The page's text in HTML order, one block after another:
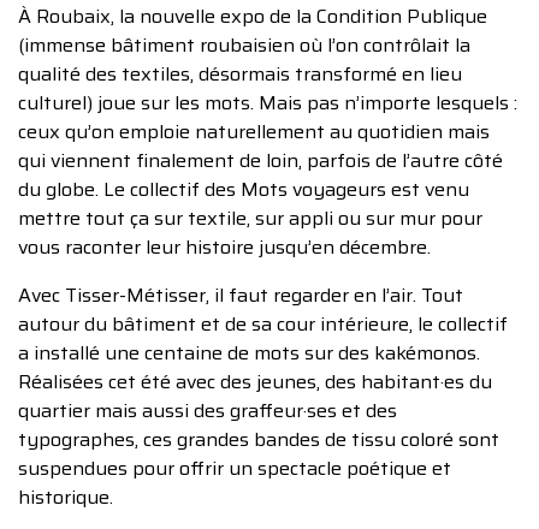
À Roubaix, la nouvelle expo de la Condition Publique
(immense bâtiment roubaisien où l’on contrôlait la
qualité des textiles, désormais transformé en lieu
culturel) joue sur les mots. Mais pas n’importe lesquels :
ceux qu’on emploie naturellement au quotidien mais
qui viennent finalement de loin, parfois de l’autre côté
du globe. Le collectif des Mots voyageurs est venu
mettre tout ça sur textile, sur appli ou sur mur pour
vous raconter leur histoire jusqu’en décembre.
Avec Tisser-Métisser, il faut regarder en l’air. Tout
autour du bâtiment et de sa cour intérieure, le collectif
a installé une centaine de mots sur des kakémonos.
Réalisées cet été avec des jeunes, des habitant·es du
quartier mais aussi des graffeur·ses et des
typographes, ces grandes bandes de tissu coloré sont
suspendues pour offrir un spectacle poétique et
historique.